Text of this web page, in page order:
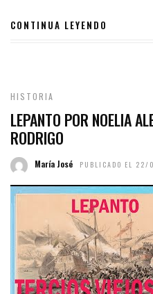
CONTINUA LEYENDO
HISTORIA
LEPANTO POR NOELIA
RODRIGO
María José PUBLICADO EL